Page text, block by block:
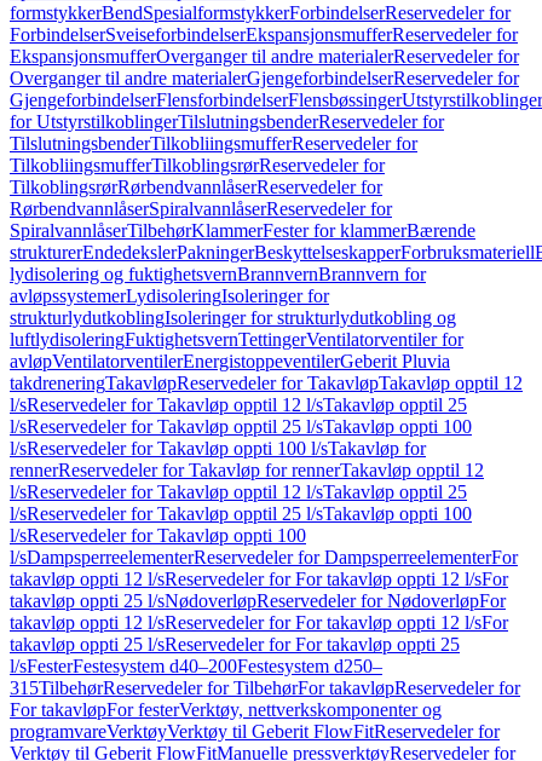
formstykkerBendSpesialformstykkerForbindelserReservedeler for
ForbindelserSveiseforbindelserEkspansjonsmufferReservedeler for
EkspansjonsmufferOverganger til andre materialerReservedeler for
Overganger til andre materialerGjengeforbindelserReservedeler for
GjengeforbindelserFlensforbindelserFlensbøssingerUtstyrstilkoblinger
for UtstyrstilkoblingerTilslutningsbenderReservedeler for
TilslutningsbenderTilkobliingsmufferReservedeler for
TilkobliingsmufferTilkoblingsrørReservedeler for
TilkoblingsrørRørbendvannlåserReservedeler for
RørbendvannlåserSpiralvannlåserReservedeler for
SpiralvannlåserTilbehørKlammerFester for klammerBærende
strukturerEndedekslerPakningerBeskyttelseskapperForbruksmateriell
lydisolering og fuktighetsvernBrannvernBrannvern for
avløpssystemerLydisoleringIsoleringer for
strukturlydutkoblingIsoleringer for strukturlydutkobling og
luftlydisoleringFuktighetsvernTettingerVentilatorventiler for
avløpVentilatorventilerEnergistoppeventilerGeberit Pluvia
takdreneringTakavløpReservedeler for TakavløpTakavløp opptil 12
l/sReservedeler for Takavløp opptil 12 l/sTakavløp opptil 25
l/sReservedeler for Takavløp opptil 25 l/sTakavløp oppti 100
l/sReservedeler for Takavløp oppti 100 l/sTakavløp for
rennerReservedeler for Takavløp for rennerTakavløp opptil 12
l/sReservedeler for Takavløp opptil 12 l/sTakavløp opptil 25
l/sReservedeler for Takavløp opptil 25 l/sTakavløp oppti 100
l/sReservedeler for Takavløp oppti 100
l/sDampsperreelementerReservedeler for DampsperreelementerFor
takavløp oppti 12 l/sReservedeler for For takavløp oppti 12 l/sFor
takavløp oppti 25 l/sNødoverløpReservedeler for NødoverløpFor
takavløp oppti 12 l/sReservedeler for For takavløp oppti 12 l/sFor
takavløp oppti 25 l/sReservedeler for For takavløp oppti 25
l/sFesterFestesystem d40–200Festesystem d250–
315TilbehørReservedeler for TilbehørFor takavløpReservedeler for
For takavløpFor festerVerktøy, nettverkskomponenter og
programvareVerktøyVerktøy til Geberit FlowFitReservedeler for
Verktøy til Geberit FlowFitManuelle pressverktøyReservedeler for